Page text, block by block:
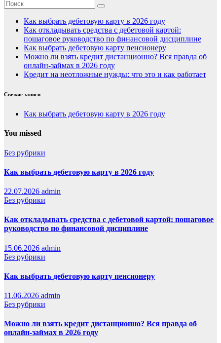
Как выбрать дебетовую карту в 2026 году
Как откладывать средства с дебетовой картой:
пошаговое руководство по финансовой дисциплине
Как выбрать дебетовую карту пенсионеру
Можно ли взять кредит дистанционно? Вся правда об
онлайн-займах в 2026 году
Кредит на неотложные нужды: что это и как работает
Свежие записи
Как выбрать дебетовую карту в 2026 году
You missed
Без рубрики
Как выбрать дебетовую карту в 2026 году
22.07.2026 admin
Без рубрики
Как откладывать средства с дебетовой картой: пошаговое
руководство по финансовой дисциплине
15.06.2026 admin
Без рубрики
Как выбрать дебетовую карту пенсионеру
11.06.2026 admin
Без рубрики
Можно ли взять кредит дистанционно? Вся правда об
онлайн-займах в 2026 году